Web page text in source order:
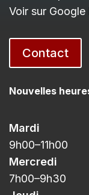
Voir sur
Contact
Nouvelles
Mardi
9h00–11h00
Mercredi
7h00–9h30